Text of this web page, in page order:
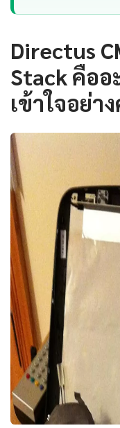
Directus
Stack คืออ
เข้าใจอย่า